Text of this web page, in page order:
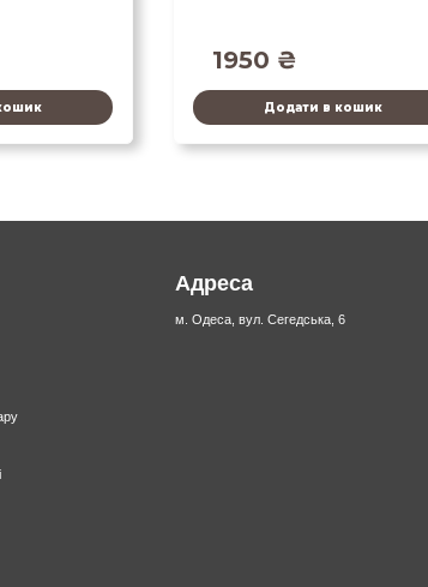
1950 ₴
Додати в кошик
Адреса
м. Одеса, вул. Сегедська, 6